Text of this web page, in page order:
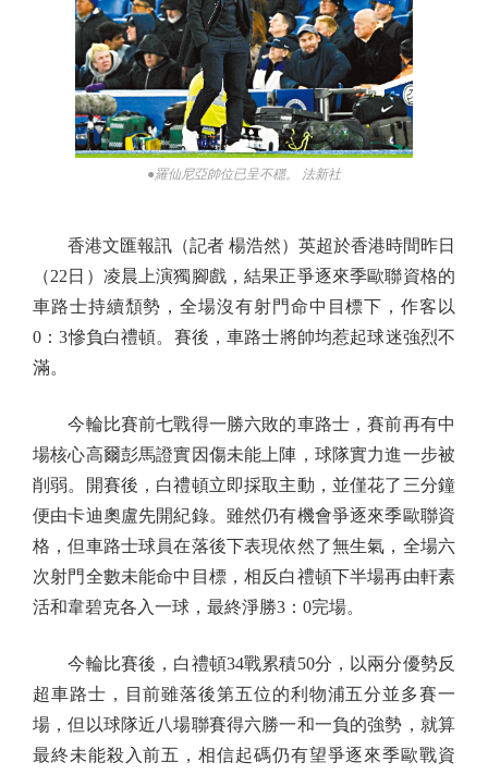
●羅仙尼亞帥位已呈不穩。 法新社
香港文匯報訊（記者 楊浩然）英超於香港時間昨日
（22日）凌晨上演獨腳戲，結果正爭逐來季歐聯資格的
車路士持續頹勢，全場沒有射門命中目標下，作客以
0：3慘負白禮頓。賽後，車路士將帥均惹起球迷強烈不
滿。
今輪比賽前七戰得一勝六敗的車路士，賽前再有中
場核心高爾彭馬證實因傷未能上陣，球隊實力進一步被
削弱。開賽後，白禮頓立即採取主動，並僅花了三分鐘
便由卡迪奧盧先開紀錄。雖然仍有機會爭逐來季歐聯資
格，但車路士球員在落後下表現依然了無生氣，全場六
次射門全數未能命中目標，相反白禮頓下半場再由軒素
活和韋碧克各入一球，最終淨勝3：0完場。
今輪比賽後，白禮頓34戰累積50分，以兩分優勢反
超車路士，目前雖落後第五位的利物浦五分並多賽一
場，但以球隊近八場聯賽得六勝一和一負的強勢，就算
最終未能殺入前五，相信起碼仍有望爭逐來季歐戰資